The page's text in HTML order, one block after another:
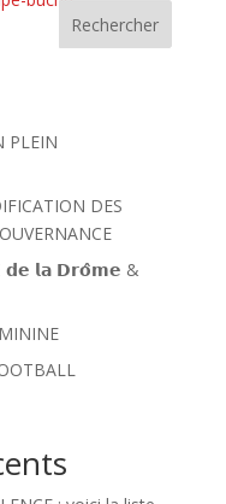
Rechercher
PLEIN
DES
𝗱𝗲 𝗹𝗮 𝗗𝗿𝗼̂𝗺𝗲 &